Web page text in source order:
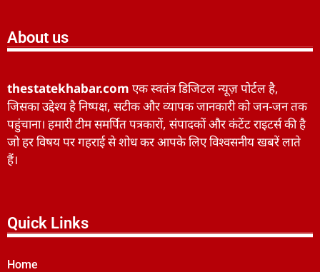
About us
thestatekhabar.com एक स्वतंत्र डिजिटल न्यूज़ पोर्टल है,
जिसका उद्देश्य है निष्पक्ष, सटीक और व्यापक जानकारी को जन-जन तक
पहुंचाना। हमारी टीम समर्पित पत्रकारों, संपादकों और कंटेंट राइटर्स की है
जो हर विषय पर गहराई से शोध कर आपके लिए विश्वसनीय खबरें लाते
हैं।
Quick Links
Home